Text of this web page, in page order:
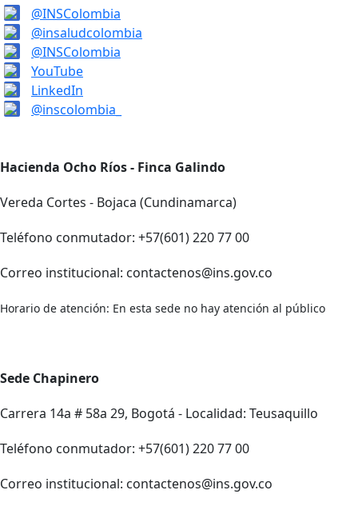
@INSColombia
@insaludcolombia
@INSColombia
YouTube
LinkedIn
@inscolombia_
Hacienda Ocho Ríos - Finca Galindo
Vereda Cortes - Bojaca (Cundinamarca)
Teléfono conmutador: +57(601) 220 77 00
Correo institucional: contactenos@ins.gov.co
Horario de atención: En esta sede no hay atención al público
Sede Chapinero
Carrera 14a # 58a 29, Bogotá - Localidad: Teusaquillo
Teléfono conmutador: +57(601) 220 77 00
Correo institucional: contactenos@ins.gov.co